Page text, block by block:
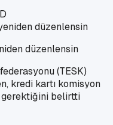
düzenlensin
(TESK)
kredi kartı komisyon
gerektiğini belirtti